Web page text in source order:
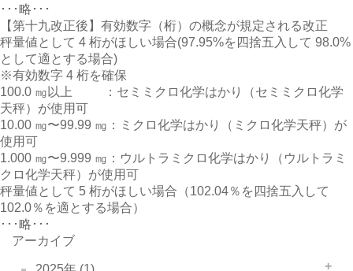
･･･略･･･
【第十九改正後】有効数字（桁）の概念が規定される改正
秤量値として 4 桁がほしい場合(97.95%を四捨五入して 98.0%
として適とする場合)
※有効数字 4 桁を確保
100.0 ㎎以上 ：セミミクロ化学はかり（セミミクロ化学
天秤）が使用可
10.00 ㎎〜99.99 ㎎：ミクロ化学はかり（ミクロ化学天秤）が
使用可
1.000 ㎎〜9.999 ㎎：ウルトラミクロ化学はかり（ウルトラミ
クロ化学天秤）が使用可
秤量値として 5 桁がほしい場合（102.04％を四捨五入して
102.0％を適とする場合）
･･･略･･･
アーカイブ